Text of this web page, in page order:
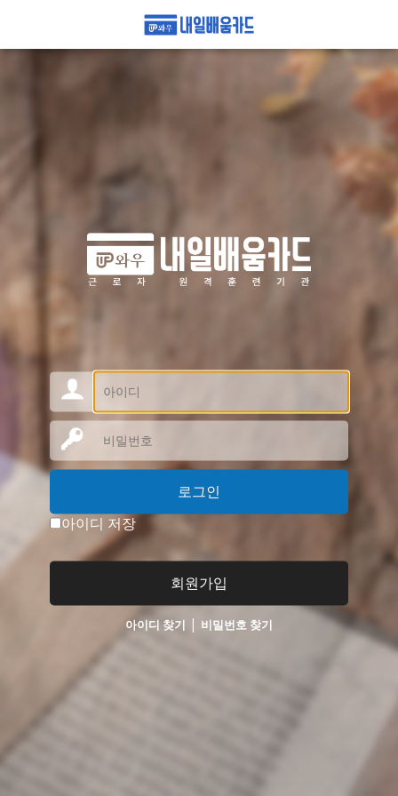
로그인
아이디 저장
회원가입
아이디 찾기 | 비밀번호 찾기